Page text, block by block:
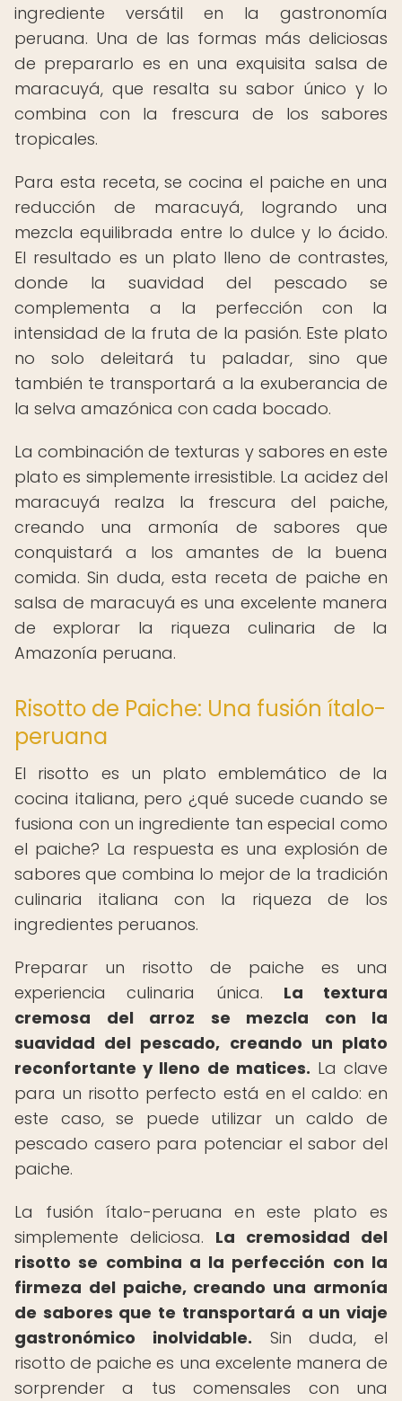
ingrediente versátil en la gastronomía
peruana. Una de las formas más deliciosas
de prepararlo es en una exquisita salsa de
maracuyá, que resalta su sabor único y lo
combina con la frescura de los sabores
tropicales.
Para esta receta, se cocina el paiche en una
reducción de maracuyá, logrando una
mezcla equilibrada entre lo dulce y lo ácido.
El resultado es un plato lleno de contrastes,
donde la suavidad del pescado se
complementa a la perfección con la
intensidad de la fruta de la pasión. Este plato
no solo deleitará tu paladar, sino que
también te transportará a la exuberancia de
la selva amazónica con cada bocado.
La combinación de texturas y sabores en este
plato es simplemente irresistible. La acidez del
maracuyá realza la frescura del paiche,
creando una armonía de sabores que
conquistará a los amantes de la buena
comida. Sin duda, esta receta de paiche en
salsa de maracuyá es una excelente manera
de explorar la riqueza culinaria de la
Amazonía peruana.
Risotto de Paiche: Una fusión ítalo-
peruana
El risotto es un plato emblemático de la
cocina italiana, pero ¿qué sucede cuando se
fusiona con un ingrediente tan especial como
el paiche? La respuesta es una explosión de
sabores que combina lo mejor de la tradición
culinaria italiana con la riqueza de los
ingredientes peruanos.
Preparar un risotto de paiche es una
experiencia culinaria única. La textura
cremosa del arroz se mezcla con la
suavidad del pescado, creando un plato
reconfortante y lleno de matices. La clave
para un risotto perfecto está en el caldo: en
este caso, se puede utilizar un caldo de
pescado casero para potenciar el sabor del
paiche.
La fusión ítalo-peruana en este plato es
simplemente deliciosa. La cremosidad del
risotto se combina a la perfección con la
firmeza del paiche, creando una armonía
de sabores que te transportará a un viaje
gastronómico inolvidable. Sin duda, el
risotto de paiche es una excelente manera de
sorprender a tus comensales con una